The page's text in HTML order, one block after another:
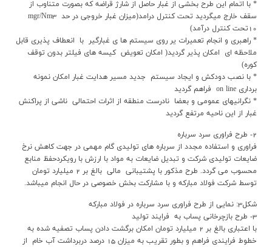
* با اتمام اين طرح بخشي از غبار حاصل از شارژ قراضه که بصورت متناوب از
سقف خارج ميگرديد تحت کنترل درامد(ميزان غبار خروجي در حد mgr/Nm3
10‌تحت کنترل درآمد)
* راهبري و انجام تعميرات ير روي سيستم ها ي غبارگير با انعطاف پذيري قابل
ملاحظه اي امکان پذير گرديد( امکان تعويض کيسه هاي فيلتر بدون توقف
کوره)
* با نصب دودکش و ايجاد سيستم جديد مسير هدايت غبار امکان نمونه
برداري on line فراهم گرديد
* نگرانيهاي عمومي و بعضا نادرست منطقه از اثرات احتمالي ناشي از پراکنش
غبار از اين ناحيه مرتفع گرديد
2- طرح فراوري سرد سرباره
فراوري و استفاده مجدد از سرباره هاي توليدي گام مهمي در جهت کاهش نرخ
ضايعات توليدي شرکت و تبديل ضايعات به مواد با ارزش با رويکردحفظ منابع
محسوب مي گردد. طرح مذکور با پشتيباني مالي بالغ بر 2 ميليارد تومان
توسط شرکت فولاد مبارکه و با مشارکت بخش خصوصي در حال انجام ميباشد.
شکل3: نمايي از طرح فراوري سرد سرباره در فولاد مبارکه
3- طرح بازچرخاني پساب به فرايند توليد
با اعتباري بالغ بر 2 ميليارد تومان امکان برگشت دادن پساب تصفيه شده به
خطوط فرايندي فراهم و بطور تقريب به ميزان 15 درصد دربرداشت آب خام از